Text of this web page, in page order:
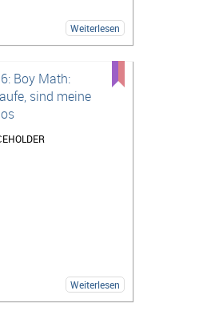
Weiterlesen
Boy Math:
sind meine
Weiterlesen